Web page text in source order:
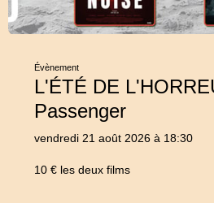
Évènement
L'ÉTÉ DE
Passenger
vendredi 21 août 2026 à 18:30
10 € les deux films